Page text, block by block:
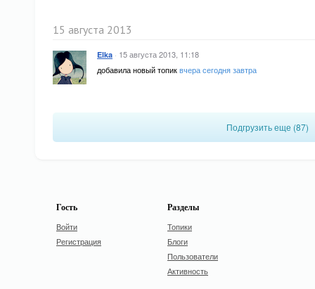
15 августа 2013
Elka · 15 августа 2013, 11:18
добавила новый топиквчера сегодня завтра
Подгрузить еще (87)
Гость
Войти
Регистрация
Разделы
Топики
Блоги
Пользователи
Активность